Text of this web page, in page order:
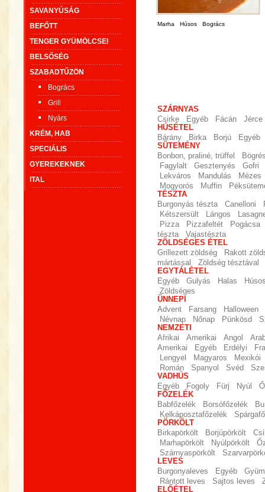
SAVANYÚSÁG
BEFŐTT
TENGER GYÜMÖLCSEI
BELSŐSÉG
SZABADTŰZÖN
Bogrács
Grill
Nyárs
KRÉM, HAB
SPECIÁLIS
GYEREKEKNEK
ITAL
Marha Húsos Bogrács
SZÁRNYAS
Csirke
Egyéb Fácán
Jérce
HÚSÉTEL
Bárány
Birka Borjú
Egyéb
SÜTEMÉNY
Bonbon, praliné, trüffel
Fagylalt
Gesztenyés
Gofri
Lekváros
Mandulás
Mézes
Mogyorós
Muffin
TÉSZTA
Burgonyás tészta
Canelloni
Kétszersült
Lángos
Pizza
Pizzafeltét
Pogácsa
tészta
Vajastészta
ZÖLDSÉGES ÉTEL
Grillezett zöldség
Rakott
mártással
Zöldség tésztával
EGYTÁLÉTEL
Egyéb
Gulyás Halas
Zöldséges
ÜNNEPI
Advent
Farsang
Halloween
Névnap
Nőnap Pünkösd
NEMZETI
Afrikai
Amerikai Angol
Amerikai
Egyéb Erdélyi
Lengyel
Magyaros
Mexikói
Román
Spanyol Svéd
VADHÚS
Egyéb
Fogoly Fürj Nyúl
FŐZELÉK
Babfőzelék
Borsófőzelék
Kelkáposztafőzelék
PÖRKÖLT
Birkapörkölt
Borjúpörkölt
Marhapörkölt
Nyúlpörkölt
Szárnyaspörkölt
LEVES
Burgonyaleves
Egyéb
Rántott leves
Sajtos leves
ELŐÉTEL